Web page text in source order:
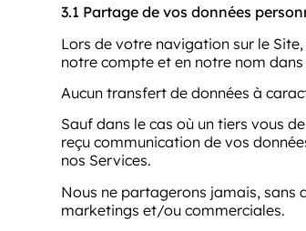
3.1 Partage de vos données
Lors de votre navigation sur le
notre compte et en notre nom
Aucun transfert de données à
Sauf dans le cas où un tiers vous
reçu communication de vos
nos Services.
Nous ne partagerons jamais, sans
marketings et/ou commerciales.